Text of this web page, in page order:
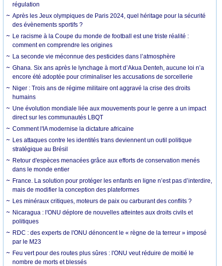
régulation
Après les Jeux olympiques de Paris 2024, quel héritage pour la sécurité
des évènements sportifs ?
Le racisme à la Coupe du monde de football est une triste réalité :
comment en comprendre les origines
La seconde vie méconnue des pesticides dans l’atmosphère
Ghana. Six ans après le lynchage à mort d’Akua Denteh, aucune loi n’a
encore été adoptée pour criminaliser les accusations de sorcellerie
Niger : Trois ans de régime militaire ont aggravé la crise des droits
humains
Une évolution mondiale liée aux mouvements pour le genre a un impact
direct sur les communautés LBQT
Comment l'IA modernise la dictature africaine
Les attaques contre les identités trans deviennent un outil politique
stratégique au Brésil
Retour d'espèces menacées grâce aux efforts de conservation menés
dans le monde entier
France. La solution pour protéger les enfants en ligne n’est pas d’interdire,
mais de modifier la conception des plateformes
Les minéraux critiques, moteurs de paix ou carburant des conflits ?
Nicaragua : l'ONU déplore de nouvelles atteintes aux droits civils et
politiques
RDC : des experts de l'ONU dénoncent le « règne de la terreur » imposé
par le M23
Feu vert pour des routes plus sûres : l'ONU veut réduire de moitié le
nombre de morts et blessés